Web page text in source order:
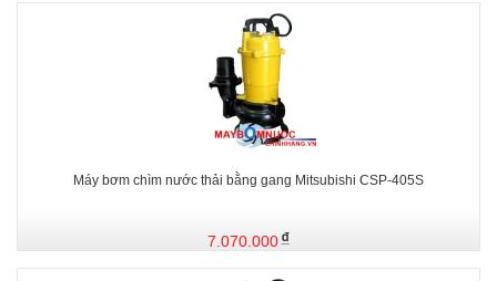
Máy bơm chìm nước thải bằng gang Mitsubishi CSP-405S
7.070.000